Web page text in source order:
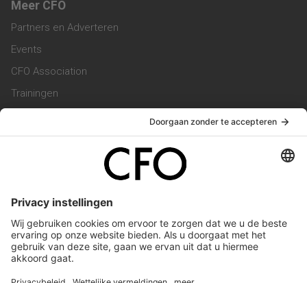
Meer CFO
Partners en Adverteren
Events
CFO Association
Trainingen
Vacatures
Service & Contact
Werken bij ons
Privacy Statement
Algemene Voorwaarden